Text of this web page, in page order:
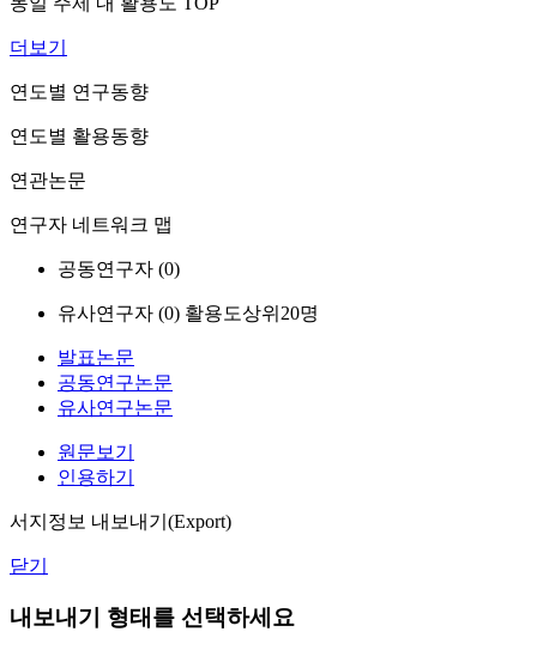
더보기
연도별 연구동향
연도별 활용동향
연관논문
연구자 네트워크 맵
공동연구자 (0)
유사연구자 (0) 활용도상위20명
발표논문
공동연구논문
유사연구논문
원문보기
인용하기
서지정보 내보내기(Export)
닫기
내보내기 형태를 선택하세요